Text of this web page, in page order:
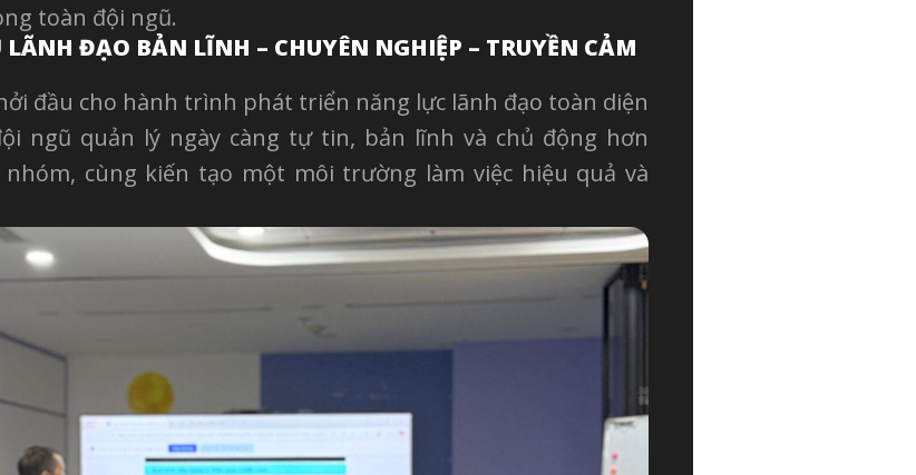
toàn đội ngũ.
ĐẠO BẢN LĨNH – CHUYÊN NGHIỆP – TRUYỀN CẢM
đầu cho hành trình phát triển năng lực lãnh đạo toàn diện
ngũ quản lý ngày càng tự tin, bản lĩnh và chủ động hơn
cùng kiến tạo một môi trường làm việc hiệu quả và